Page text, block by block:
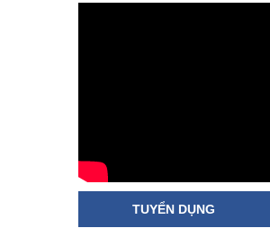
TUYỂN DỤNG